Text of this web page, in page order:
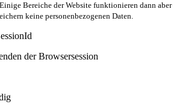
Bereiche der Website funktionieren dann aber
keine personenbezogenen Daten.
der Browsersession